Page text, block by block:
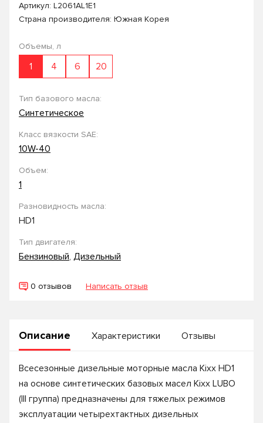
Артикул: L2061AL1E1
Страна производителя: Южная Корея
Объемы, л
1 4 6 20
Тип базового масла:
Синтетическое
Класс вязкости SAE:
10W-40
Объем:
1
Разновидность масла:
HD1
Тип двигателя:
Бензиновый, Дизельный
0 отзывов Написать отзыв
Описание Характеристики Отзывы
Всесезонные дизельные моторные масла Kixx HD1
на основе синтетических базовых масел Kixx LUBO
(III группа) предназначены для тяжелых режимов
эксплуатации четырехтактных дизельных